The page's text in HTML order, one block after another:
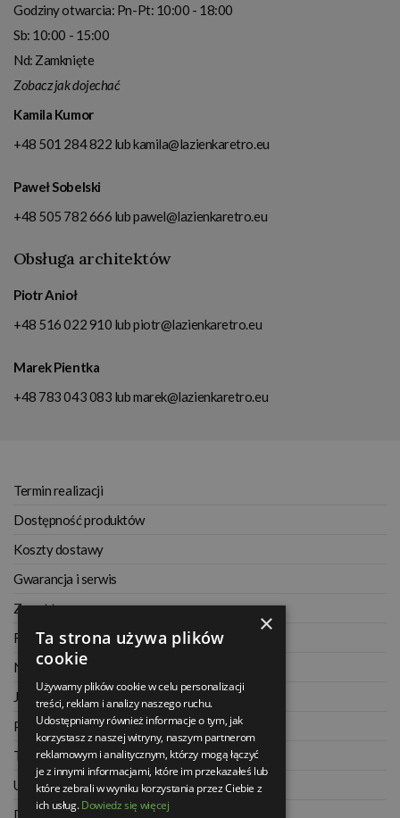
Godziny otwarcia: Pn-Pt: 10:00 - 18:00
Sb: 10:00 - 15:00
Nd: Zamknięte
Zobacz jak dojechać
Kamila Kumor
+48 501 284 822 lubkamila@lazienkaretro.eu
Paweł Sobelski
+48 505 782 666 lubpawel@lazienkaretro.eu
Obsługa architektów
Piotr Anioł
+48 516 022 910 lubpiotr@lazienkaretro.eu
Marek Pientka
+48 783 043 083 lubmarek@lazienkaretro.eu
Termin realizacji
Dostępność produktów
Koszty dostawy
Gwarancja i serwis
Zwrot towaru
Regulamin
Najczęściej zadawane pytania
Jak kupować na raty
Polityka prywatności
Twoje zamówienia
Ustawienia konta
Dane kontaktowe
×
Ta strona używa plików
cookie
Używamy plików cookie w celu personalizacji
treści, reklam i analizy naszego ruchu.
Udostępniamy również informacje o tym, jak
korzystasz z naszej witryny, naszym partnerom
reklamowym i analitycznym, którzy mogą łączyć
je z innymi informacjami, które im przekazałeś lub
które zebrali w wyniku korzystania przez Ciebie z
ich usług.Dowiedz się więcej